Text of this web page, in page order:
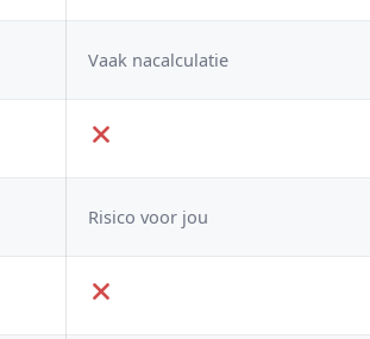
Vaak nacalculatie
Risico voor jou